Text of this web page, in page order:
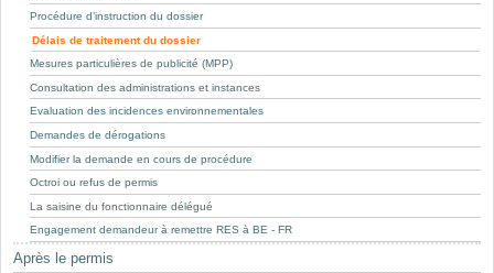
Procédure d’instruction du dossier
Délais de traitement du dossier
Mesures particulières de publicité (MPP)
Consultation des administrations et instances
Evaluation des incidences environnementales
Demandes de dérogations
Modifier la demande en cours de procédure
Octroi ou refus de permis
La saisine du fonctionnaire délégué
Engagement demandeur à remettre RES à BE - FR
Après le permis